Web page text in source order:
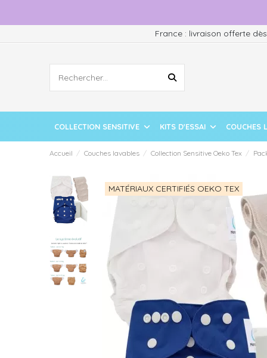
France : livraison offerte
COLLECTION SENSITIVE KITS D'ESSAI COUCHES
Accueil Couches lavables Collection Sensitive Oeko Tex
MATÉRIAUX CERTIFIÉS OEKO TEX